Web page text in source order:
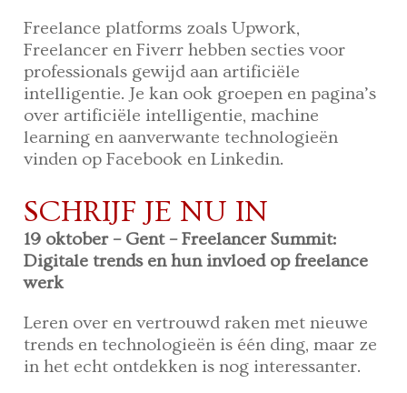
Freelance platforms zoals Upwork,
Freelancer en Fiverr hebben secties voor
professionals gewijd aan artificiële
intelligentie. Je kan ook groepen en pagina’s
over artificiële intelligentie, machine
learning en aanverwante technologieën
vinden op Facebook en Linkedin.
SCHRIJF JE NU IN
19 oktober – Gent – Freelancer Summit:
Digitale trends en hun invloed op freelance
werk
Leren over en vertrouwd raken met nieuwe
trends en technologieën is één ding, maar ze
in het echt ontdekken is nog interessanter.